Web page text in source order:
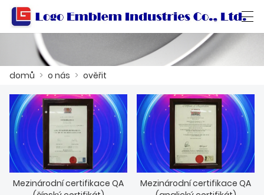
DOMŮ
PRODUKT
DÍLNA
O NÁS
العربية Български Català
domů > o nás > ověřit
Mezinárodní certifikace QA
Mezinárodní certifikace QA